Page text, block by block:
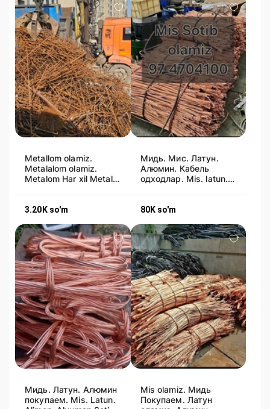
Metallom olamiz.
Metalalom olamiz.
Metalom Har xil Metal.
самавывоз
3.20K so'm
Мидь. Мис. Латун.
Алюмин. Кабель
одходлар. Mis. latun.
80K so'm
Мидь. Латун. Алюмин
покупаем. Mis. Latun.
Mis olamiz. Мидь
Покупаем. Латун